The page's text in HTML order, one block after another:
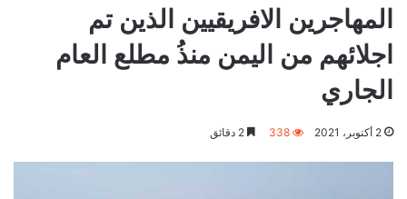
المهاجرين الافريقيين الذين تم
اجلائهم من اليمن منذُ مطلع العام
الجاري
2 أكتوبر، 2021 338